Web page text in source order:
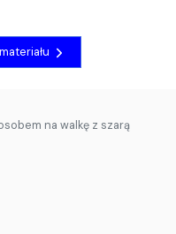
na walkę z szarą